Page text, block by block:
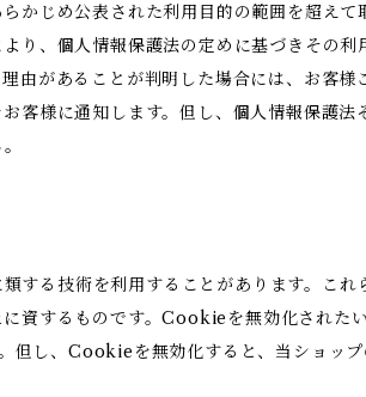
かじめ公表された利用目的の範囲を超え
り、個人情報保護法の定めに基づきその
由があることが判明した場合には、お客
客様に通知します。但し、個人情報保護
する技術を利用することがあります。こ
資するものです。Cookieを無効化された
し、Cookieを無効化すると、当ショッ